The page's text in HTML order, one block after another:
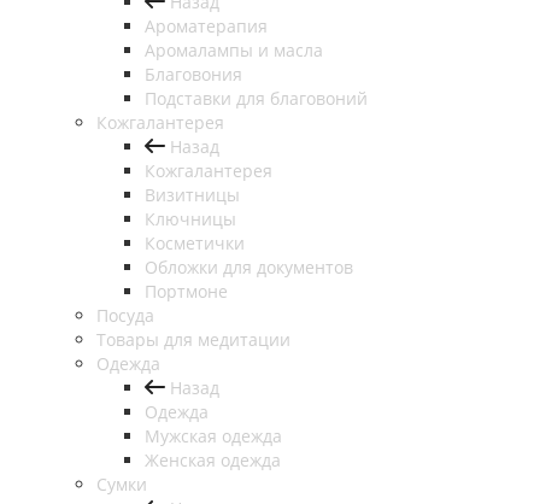
Ароматерапия
Аромалампы и масла
Благовония
Подставки для благовоний
Кожгалантерея
Назад
Кожгалантерея
Визитницы
Ключницы
Косметички
Обложки для документов
Портмоне
Посуда
Товары для медитации
Одежда
Назад
Одежда
Мужская одежда
Женская одежда
Сумки